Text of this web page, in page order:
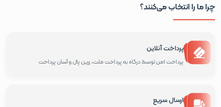
چرا ما را انتخاب می‌کنند؟
پرداخت آنلاین
پرداخت امن توسط درگاه به پرداخت ملت، زرین پال و آسان پرداخت
ارسال سریع